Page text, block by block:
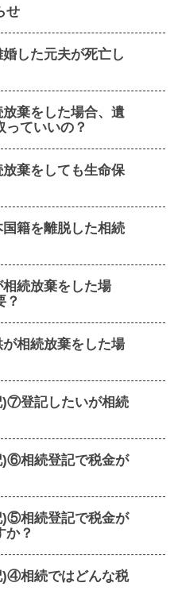
せ
した元夫が死亡し
棄をした場合、遺
っていいの？
棄をしても生命保
籍を離脱した相続
続放棄をした場
？
相続放棄をした場
登記したいが相続
相続登記で税金が
相続登記で税金が
か？
相続ではどんな税